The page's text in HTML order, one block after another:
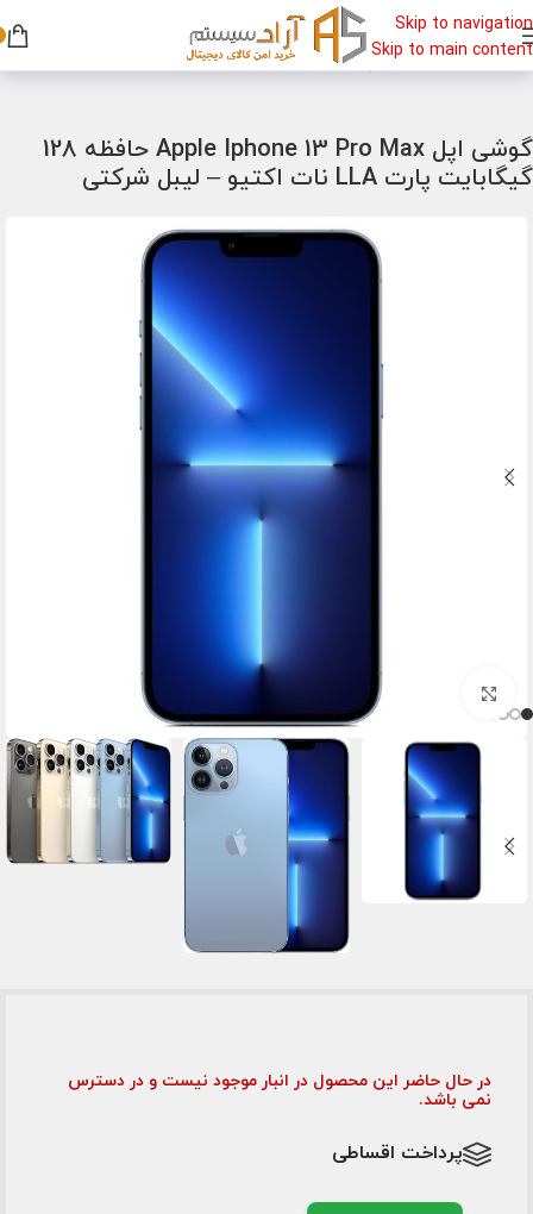
Skip to navigation
Skip to main content
خانه/گوشی/ گوشی اپل
گوشی اپل Apple Iphone 13 Pro Max حافظه 128
گیگابایت پارت LLA نات اکتیو – لیبل شرکتی
برای بزرگنمایی کلیک کنید
در حال حاضر این محصول در انبار موجود نیست و در دسترس
نمی باشد.
پرداخت اقساطی